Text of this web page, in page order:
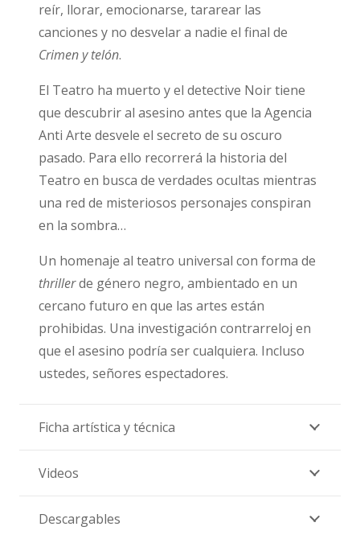
reír, llorar, emocionarse, tararear las
canciones y no desvelar a nadie el final de
Crimen y telón.
El Teatro ha muerto y el detective Noir tiene
que descubrir al asesino antes que la Agencia
Anti Arte desvele el secreto de su oscuro
pasado. Para ello recorrerá la historia del
Teatro en busca de verdades ocultas mientras
una red de misteriosos personajes conspiran
en la sombra…
Un homenaje al teatro universal con forma de
thrillerde género negro, ambientado en un
cercano futuro en que las artes están
prohibidas. Una investigación contrarreloj en
que el asesino podría ser cualquiera. Incluso
ustedes, señores espectadores.
Ficha artística y técnica
Videos
Descargables